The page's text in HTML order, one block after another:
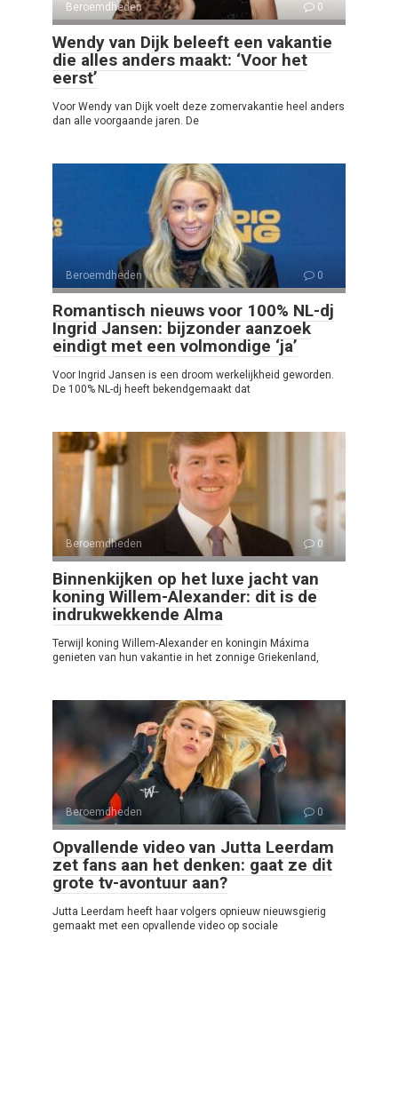
Beroemdheden 0
Wendy van Dijk beleeft een vakantie
die alles anders maakt: ‘Voor het
eerst’
Voor Wendy van Dijk voelt deze zomervakantie heel anders
dan alle voorgaande jaren. De
Beroemdheden 0
Romantisch nieuws voor 100% NL-dj
Ingrid Jansen: bijzonder aanzoek
eindigt met een volmondige ‘ja’
Voor Ingrid Jansen is een droom werkelijkheid geworden.
De 100% NL-dj heeft bekendgemaakt dat
Beroemdheden 0
Binnenkijken op het luxe jacht van
koning Willem-Alexander: dit is de
indrukwekkende Alma
Terwijl koning Willem-Alexander en koningin Máxima
genieten van hun vakantie in het zonnige Griekenland,
Beroemdheden 0
Opvallende video van Jutta Leerdam
zet fans aan het denken: gaat ze dit
grote tv-avontuur aan?
Jutta Leerdam heeft haar volgers opnieuw nieuwsgierig
gemaakt met een opvallende video op sociale